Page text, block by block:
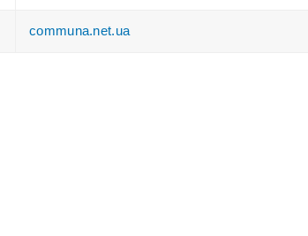
communa.net.ua